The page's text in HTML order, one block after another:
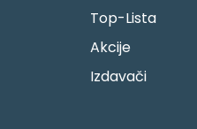
Top-Lista
Akcije
Izdavači